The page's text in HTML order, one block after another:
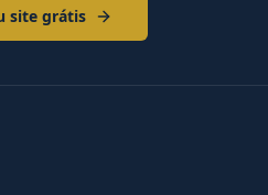
site grátis